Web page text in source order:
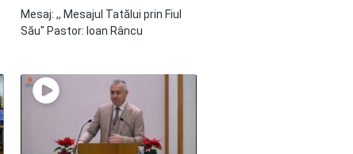
Mesaj: ,, Mesajul Tatălui prin Fiul
Său" Pastor: Ioan Râncu